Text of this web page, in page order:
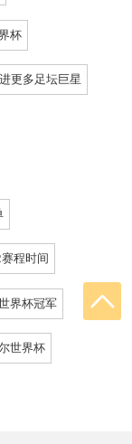
杯
更多足坛巨星
程时间
界杯冠军
世界杯